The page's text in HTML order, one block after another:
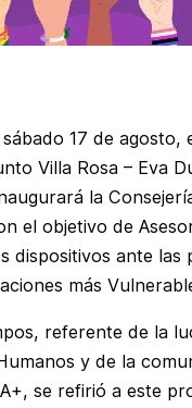
17 de agosto,
Villa Rosa – Eva
la
el objetivo de
dispositivos ante las
más
referente de la
y de la
se refirió a este